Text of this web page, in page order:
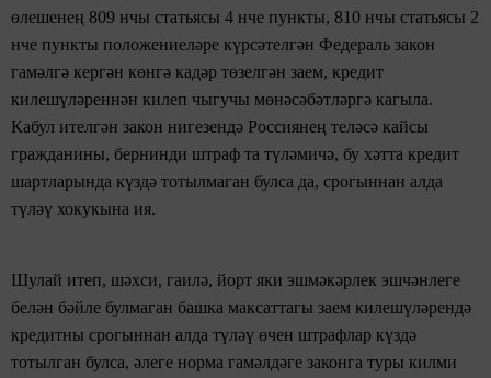
өлешенең 809 нчы статьясы 4 нче пункты, 810 нчы статьясы 2
нче пункты положениеләре күрсәтелгән Федераль закон
гамәлгә кергән көнгә кадәр төзелгән заем, кредит
килешүләреннән килеп чыгучы мөнәсәбәтләргә кагыла.
Кабул ителгән закон нигезендә Россиянең теләсә кайсы
гражданины, бернинди штраф та түләмичә, бу хәтта кредит
шартларында күздә тотылмаган булса да, срогыннан алда
түләү хокукына ия.
Шулай итеп, шәхси, гаилә, йорт яки эшмәкәрлек эшчәнлеге
белән бәйле булмаган башка максаттагы заем килешүләрендә
кредитны срогыннан алда түләү өчен штрафлар күздә
тотылган булса, әлеге норма гамәлдәге законга туры килми